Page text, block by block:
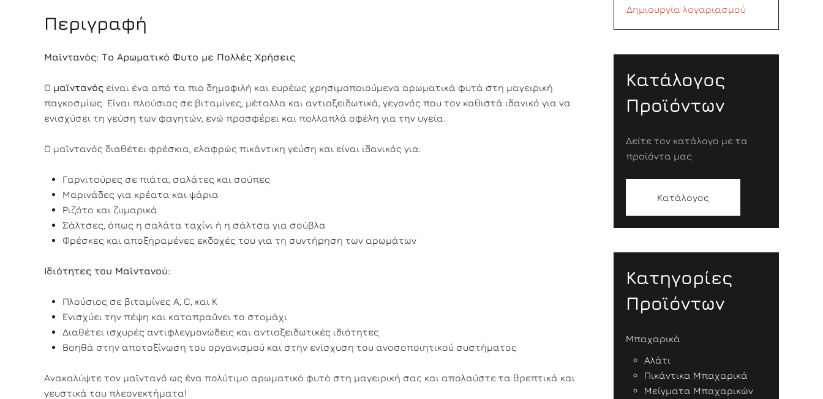
Περιγραφή
Μαϊντανός: Το Αρωματικό Φυτο με Πολλές Χρήσεις
Ο μαϊντανός είναι ένα από τα πιο δημοφιλή και ευρέως χρησιμοποιούμενα αρωματικά φυτά στη μαγειρική
παγκοσμίως. Είναι πλούσιος σε βιταμίνες, μέταλλα και αντιοξειδωτικά, γεγονός που τον καθιστά ιδανικό για να
ενισχύσει τη γεύση των φαγητών, ενώ προσφέρει και πολλαπλά οφέλη για την υγεία.
Ο μαϊντανός διαθέτει φρέσκια, ελαφρώς πικάντικη γεύση και είναι ιδανικός για:
Γαρνιτούρες σε πιάτα, σαλάτες και σούπες
Μαρινάδες για κρέατα και ψάρια
Ριζότο και ζυμαρικά
Σάλτσες, όπως η σαλάτα ταχίνι ή η σάλτσα για σούβλα
Φρέσκες και αποξηραμένες εκδοχές του για τη συντήρηση των αρωμάτων
Ιδιότητες του Μαϊντανού:
Πλούσιος σε βιταμίνες A, C, και K
Ενισχύει την πέψη και καταπραΰνει το στομάχι
Διαθέτει ισχυρές αντιφλεγμονώδεις και αντιοξειδωτικές ιδιότητες
Βοηθά στην αποτοξίνωση του οργανισμού και στην ενίσχυση του ανοσοποιητικού συστήματος
Ανακαλύψτε τον μαϊντανό ως ένα πολύτιμο αρωματικό φυτό στη μαγειρική σας και απολαύστε τα θρεπτικά και
γευστικά του πλεονεκτήματα!
Δημιουργία λογαριασμού
Κατάλογος
Προϊόντων
Δείτε τον κατάλογο με τα
προϊόντα μας
Κατάλογος
Κατηγορίες
Προϊόντων
Μπαχαρικά
Αλάτι
Πικάντικα Μπαχαρικά
Μείγματα Μπαχαρικών